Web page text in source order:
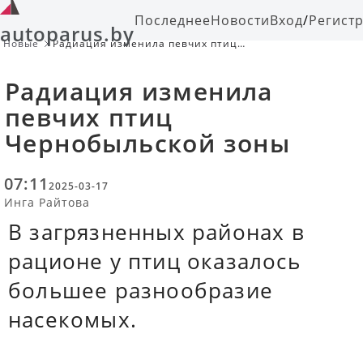
autoparus.byПоследнееНовостиВход/
Новые
Радиация изменила певчих птиц
Радиация изменила
певчих птиц
Чернобыльской зоны
07:11 2025-03-17
Инга Райтова
В загрязненных районах в
рационе у птиц оказалось
большее разнообразие
насекомых.